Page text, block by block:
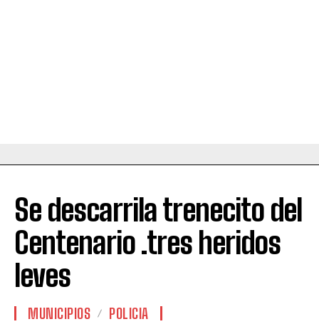
Se descarrila trenecito del
Centenario .tres heridos
leves
MUNICIPIOS POLICIA